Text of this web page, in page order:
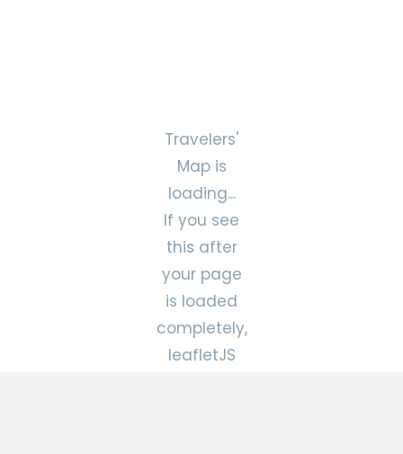
Travelers'
Map is
loading...
If you see
this after
your page
is loaded
completely,
leafletJS